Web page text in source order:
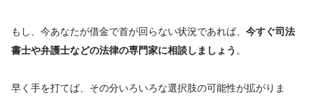
もし、今あなたが借金で首が回らない状況であれば、 今すぐ司法
書士や弁護士などの法律の専門家に相談しましょう 。
早く手を打てば、その分いろいろな選択肢の可能性が拡がりま